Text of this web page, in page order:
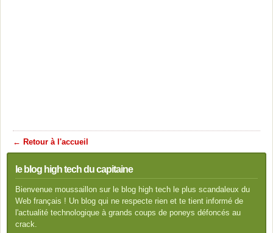
← Retour à l'accueil
le blog high tech du capitaine
Bienvenue moussaillon sur le blog high tech le plus scandaleux du
Web français ! Un blog qui ne respecte rien et te tient informé de
l'actualité technologique à grands coups de poneys défoncés au
crack.